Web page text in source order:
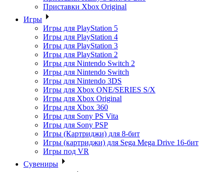
Приставки Xbox Original
Игры
Игры для PlayStation 5
Игры для PlayStation 4
Игры для PlayStation 3
Игры для PlayStation 2
Игры для Nintendo Switch 2
Игры для Nintendo Switch
Игры для Nintendo 3DS
Игры для Xbox ONE/SERIES S/X
Игры для Xbox Original
Игры для Xbox 360
Игры для Sony PS Vita
Игры для Sony PSP
Игры (Картриджи) для 8-бит
Игры (картриджи) для Sega Mega Drive 16-бит
Игры под VR
Сувениры